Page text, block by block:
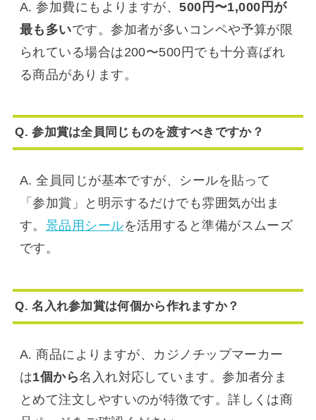
A. 参加費にもよりますが、500円〜1,000円が
最も多いです。参加者が多いコンペや予算が限
られている場合は200〜500円でも十分喜ばれ
る商品があります。
Q. 参加賞は全員同じものを渡すべきですか？
A. 全員同じが基本ですが、シールを貼って
「参加賞」と明示するだけでも雰囲気が出ま
す。 景品用シールを活用すると準備がスムーズ
です。
Q. 名入れ参加賞は何個から作れますか？
A. 商品によりますが、カジノチップマーカー
は1個から名入れ対応しています。参加者分ま
とめて注文しやすいのが特徴です。詳しくは商